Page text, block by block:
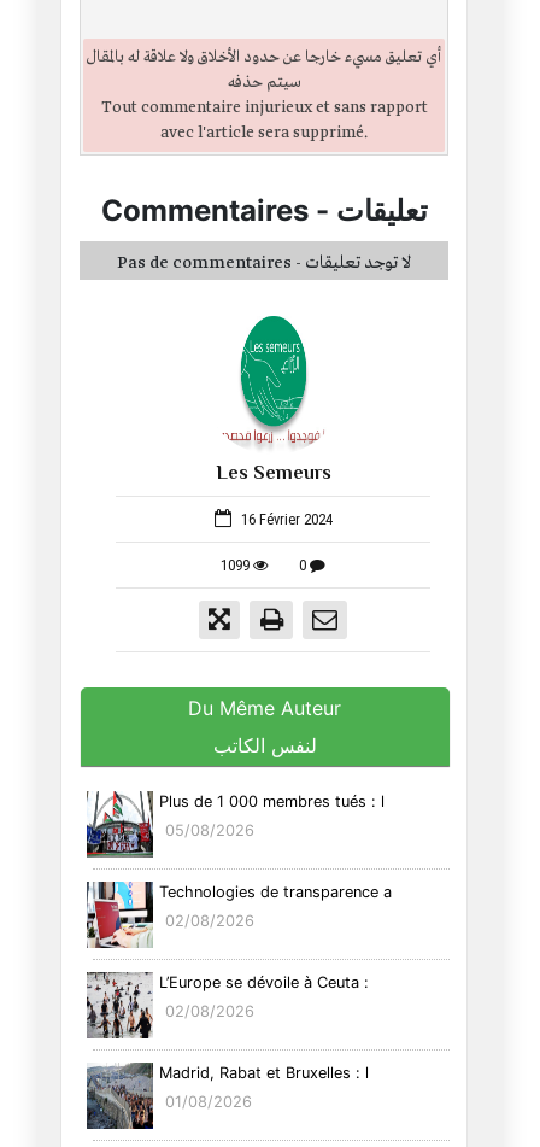
Les Semeurs
16 Février 2024
1099 0
Du Même Auteur
لنفس الكاتب
Plus de 1 000 membres tués : l
05/08/2026
Technologies de transparence a
02/08/2026
L’Europe se dévoile à Ceuta :
02/08/2026
Madrid, Rabat et Bruxelles : l
01/08/2026
أي تعليق مسيء خارجا عن حدود الأخلاق ولا علاقة له بالمقال
سيتم حذفه
Tout commentaire injurieux et sans rapport
avec l'article sera supprimé.
Commentaires- تعليقات
Pas de commentaires - لا توجد تعليقات